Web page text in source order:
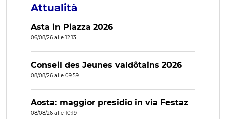
Attualità
Asta in Piazza 2026
06/08/26 alle 12:13
Conseil des Jeunes valdôtains 2026
08/08/26 alle 09:59
Aosta: maggior presidio in via Festaz
08/08/26 alle 10:19